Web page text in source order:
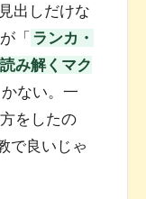
出しだけな
「 ランカ・
み解くマク
ない。一
をしたの
で良いじゃ